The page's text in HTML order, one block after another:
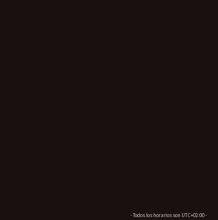
- Todos los horarios son UTC+02:00-